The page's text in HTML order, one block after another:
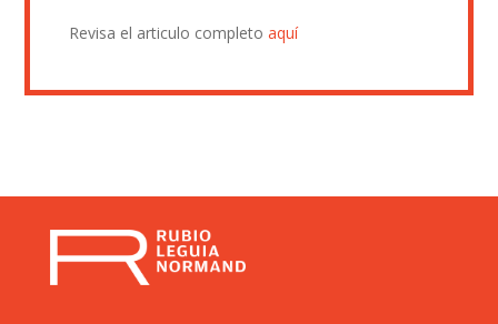
Revisa el articulo completoaquí